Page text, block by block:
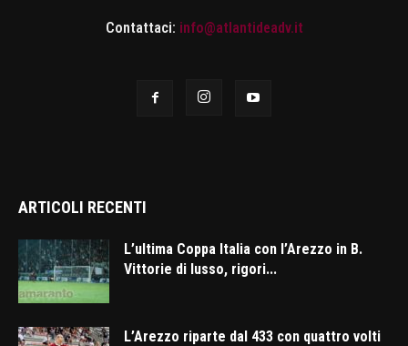
Contattaci: info@atlantideadv.it
ARTICOLI RECENTI
L’ultima Coppa Italia con l’Arezzo in B.
Vittorie di lusso, rigori...
L’Arezzo riparte dal 433 con quattro volti